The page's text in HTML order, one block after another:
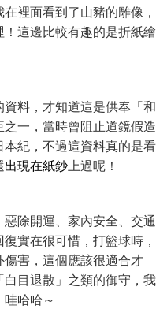
裡面看到了山豬的雕像，
這邊比較有趣的是折紙繪
料，才知道這是供奉「和
一，當時曾阻止道鏡假造
紀，不過這資料真的是看
出現在紙鈔 上過呢！
除開運、家內安全、交通
實在很可惜，打籃球時，
害，這個應該很適合才
目退散」之類的御守，我
哈哈～